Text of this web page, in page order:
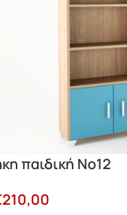
παιδική Νο12
210,00